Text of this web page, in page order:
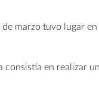
de marzo tuvo lugar
consistía en realizar